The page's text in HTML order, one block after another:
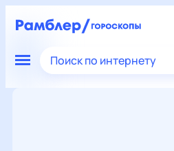
Поиск по интернету